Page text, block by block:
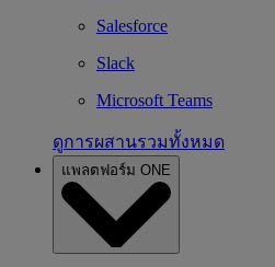
Salesforce
Slack
Microsoft Teams
ดูการผสานรวมทั้งหมด
แพลตฟอร์ม ONE